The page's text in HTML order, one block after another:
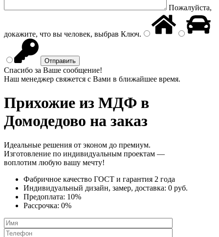
Пожалуйста,
докажите, что вы человек, выбрав Ключ.
Спасибо за Ваше сообщение!
Наш менеджер свяжется с Вами в ближайшее время.
Прихожие из МДФ в
Домодедово на заказ
Идеальные решения от эконом до премиум.
Изготовление по индивидуальным проектам —
воплотим любую вашу мечту!
Фабричное качество ГОСТ и гарантия 2 года
Индивидуальный дизайн, замер, доставка: 0 руб.
Предоплата: 10%
Рассрочка: 0%